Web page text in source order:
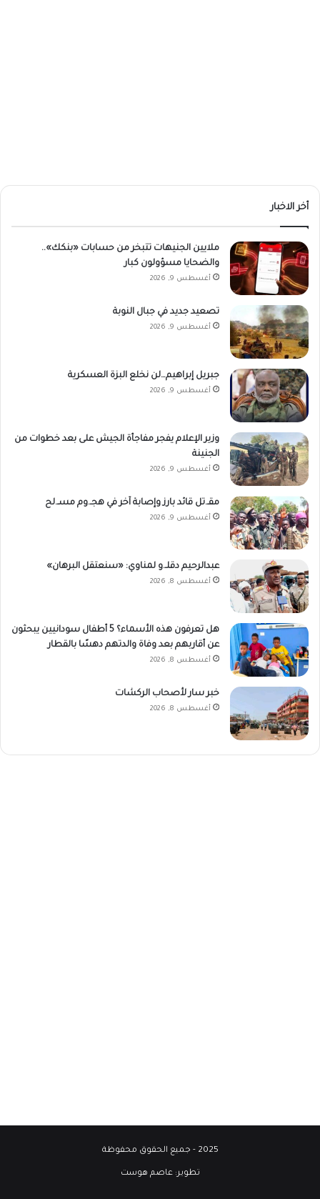
أخر الاخبار
ملايين الجنيهات تتبخر من حسابات «بنكك»..
والضحايا مسؤولون كبار
أغسطس 9, 2026
تصعيد جديد في جبال النوبة
أغسطس 9, 2026
جبريل إبراهيم…لن نخلع البزة العسكرية
أغسطس 9, 2026
وزير الإعلام يفجر مفاجأة الجيش على بعد خطوات من
الجنينة
أغسطس 9, 2026
مقـ.تل قائد بارز وإصابة آخر في هجـ.وم مسـ.لح
أغسطس 9, 2026
عبدالرحيم دقلـ.و لمناوي: «سنعتقل البرهان»
أغسطس 8, 2026
هل تعرفون هذه الأسماء؟ 5 أطفال سودانيين يبحثون
عن أقاربهم بعد وفاة والدتهم دهسًا بالقطار
أغسطس 8, 2026
خبر سار لأصحاب الركشات
أغسطس 8, 2026
2025 - جميع الحقوق محفوظة
تطوير:عاصم هوست